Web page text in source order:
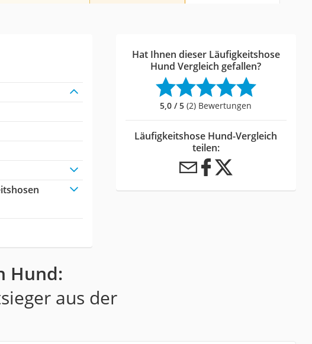
Hat Ihnen dieser Läufigkeitshose
Hund Vergleich gefallen?
5,0 / 5 (2) Bewertungen
Läufigkeitshose Hund-Vergleich
teilen:
Hund:
aus der